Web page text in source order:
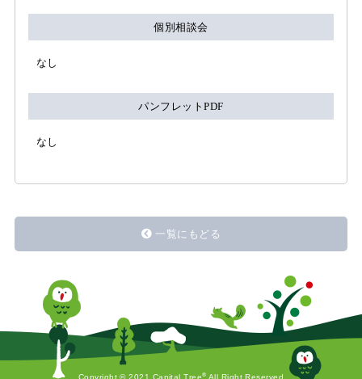
個別相談会
なし
パンフレットPDF
なし
一覧にもどる
®